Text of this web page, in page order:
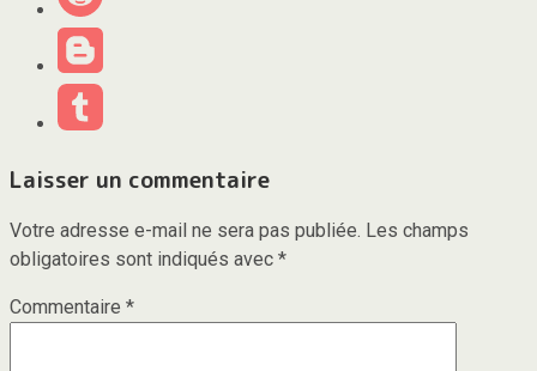
Laisser un commentaire
Votre adresse e-mail ne sera pas publiée. Les champs
obligatoires sont indiqués avec *
Commentaire *